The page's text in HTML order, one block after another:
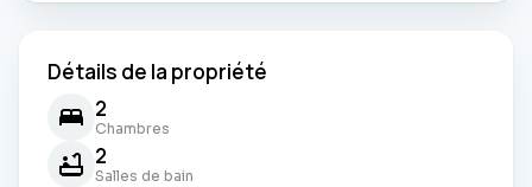
Détails de la propriété
2
Chambres
2
Salles de bain